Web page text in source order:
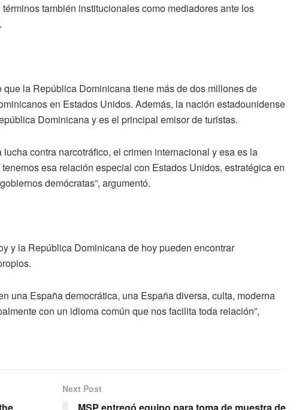
también institucionales como mediadores ante los
la República Dominicana tiene más de dos millones de
en Estados Unidos. Además, la nación estadounidense
Dominicana y es el principal emisor de turistas.
contra narcotráfico, el crimen internacional y esa es la
esa relación especial con Estados Unidos, estratégica en
demócratas”, argumentó.
y la República Dominicana de hoy pueden encontrar
una España democrática, una España diversa, culta, moderna
con un idioma común que nos facilita toda relación”,
Next Post
MSP entregó equipo para toma de muestra de